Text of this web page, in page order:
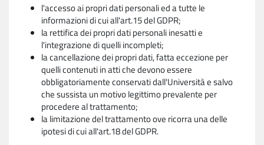
l'accesso ai propri dati personali ed a tutte le
informazioni di cui all'art.15 del GDPR;
la rettifica dei propri dati personali inesatti e
l'integrazione di quelli incompleti;
la cancellazione dei propri dati, fatta eccezione per
quelli contenuti in atti che devono essere
obbligatoriamente conservati dall'Università e salvo
che sussista un motivo legittimo prevalente per
procedere al trattamento;
la limitazione del trattamento ove ricorra una delle
ipotesi di cui all'art.18 del GDPR.